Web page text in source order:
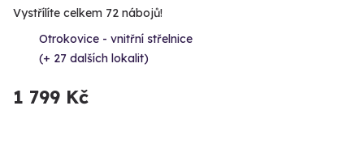
Vystřílíte celkem 72 nábojů!
Otrokovice - vnitřní střelnice
(+ 27 dalších lokalit)
1 799 Kč